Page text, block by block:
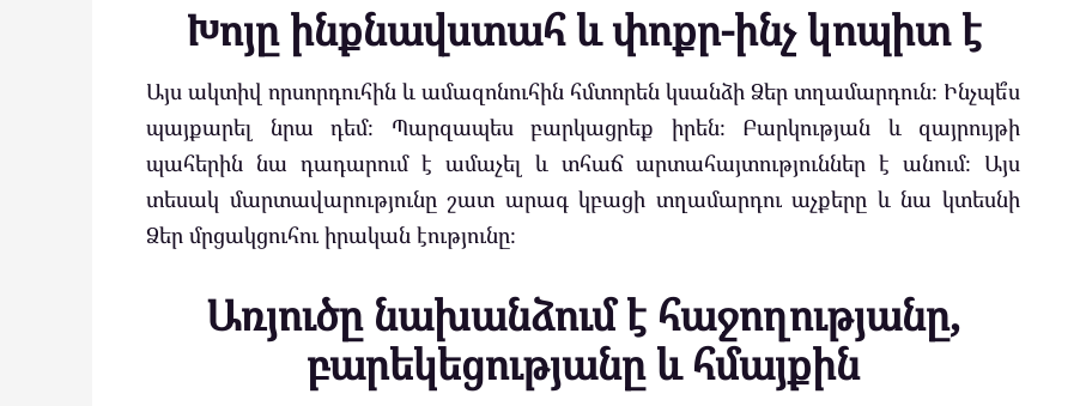
Խոյը ինքնավստահ և փոքր-ինչ կոպիտ է
Այս ակտիվ որսորդուհին և ամազոնուհին հմտորեն կսանձի Ձեր տղամարդուն։ Ինչպե՞ս
պայքարել նրա դեմ։ Պարզապես բարկացրեք իրեն։ Բարկության և զայրույթի
պահերին նա դադարում է ամաչել և տհաճ արտահայտություններ է անում։ Այս
տեսակ մարտավարությունը շատ արագ կբացի տղամարդու աչքերը և նա կտեսնի
Ձեր մրցակցուհու իրական էությունը։
Առյուծը նախանձում է հաջողությանը,
բարեկեցությանը և հմայքին